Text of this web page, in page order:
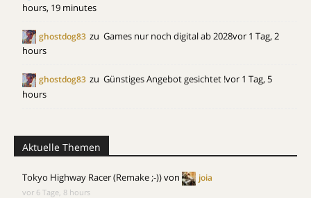
hours, 19 minutes
ghostdog83 zu Games nur noch digital ab 2028vor 1 Tag, 2
hours
ghostdog83 zu Günstiges Angebot gesichtet !vor 1 Tag, 5
hours
Aktuelle Themen
Tokyo Highway Racer (Remake ;-))von joia
vor 6 Tage, 8 hours